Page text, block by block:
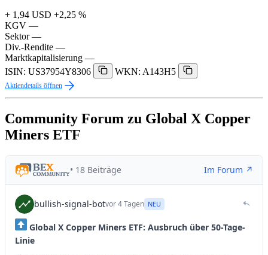
+ 1,94 USD +2,25 %
KGV —
Sektor —
Div.-Rendite —
Marktkapitalisierung —
ISIN: US37954Y8306
WKN: A143H5
Aktiendetails öffnen
Community Forum zu Global X Copper
Miners ETF